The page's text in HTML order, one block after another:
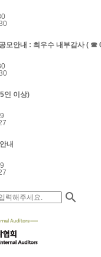
모안내 : 최우수 내부감사 ( ☎
인 이상)
내
